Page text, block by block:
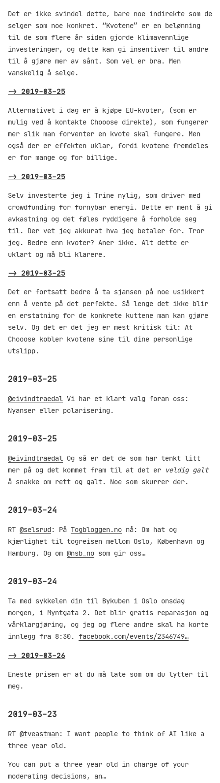
Det er ikke svindel dette, bare noe indirekte som de
selger som noe konkret. “Kvotene” er en belønning
til de som flere år siden gjorde klimavennlige
investeringer, og dette kan gi insentiver til andre
til å gjøre mer av sånt. Som vel er bra. Men
vanskelig å selge.
-> 2019-03-25
Alternativet i dag er å kjøpe EU-kvoter, (som er
mulig ved å kontakte Chooose direkte), som fungerer
mer slik man forventer en kvote skal fungere. Men
også der er effekten uklar, fordi kvotene fremdeles
er for mange og for billige.
-> 2019-03-25
Selv investerte jeg i Trine nylig, som driver med
crowdfunding for fornybar energi. Dette er ment å gi
avkastning og det føles ryddigere å forholde seg
til. Der vet jeg akkurat hva jeg betaler for. Tror
jeg. Bedre enn kvoter? Aner ikke. Alt dette er
uklart og må bli klarere.
-> 2019-03-25
Det er fortsatt bedre å ta sjansen på noe usikkert
enn å vente på det perfekte. Så lenge det ikke blir
en erstatning for de konkrete kuttene man kan gjøre
selv. Og det er det jeg er mest kritisk til: At
Chooose kobler kvotene sine til dine personlige
utslipp.
2019-03-25
@eivindtraedal Vi har et klart valg foran oss:
Nyanser eller polarisering.
2019-03-25
@eivindtraedal Og så er det de som har tenkt litt
mer på og det kommet fram til at det er veldig galt
å snakke om rett og galt. Noe som skurrer der.
2019-03-24
RT @selsrud: På Togbloggen.no nå: Om hat og
kjærlighet til togreisen mellom Oslo, København og
Hamburg. Og om @nsb_no som gir oss…
2019-03-24
Ta med sykkelen din til Bykuben i Oslo onsdag
morgen, i Myntgata 2. Det blir gratis reparasjon og
vårklargjøring, og jeg og flere andre skal ha korte
innlegg fra 8:30. facebook.com/events/2346749…
-> 2019-03-26
Eneste prisen er at du må late som om du lytter til
meg.
2019-03-23
RT @tveastman: I want people to think of AI like a
three year old.
You can put a three year old in charge of your
moderating decisions, an…